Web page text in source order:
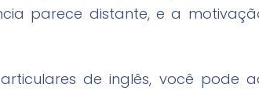
parece distante, e a
de inglês, você pode